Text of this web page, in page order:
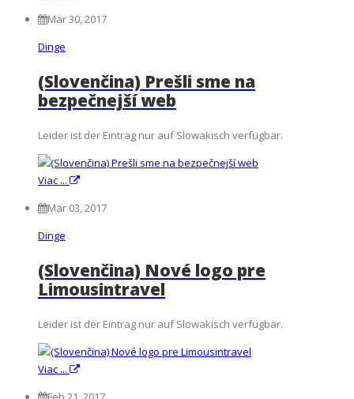
Mär 30, 2017
Dinge
(Slovenčina) Prešli sme na
bezpečnejší web
Leider ist der Eintrag nur auf Slowakisch verfügbar.
Viac ...
Mär 03, 2017
Dinge
(Slovenčina) Nové logo pre
Limousintravel
Leider ist der Eintrag nur auf Slowakisch verfügbar.
Viac ...